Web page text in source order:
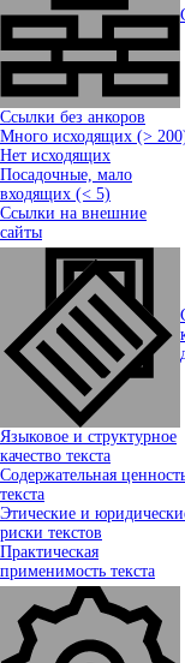
Ссылки без анкоров
Много исходящих (>
Нет исходящих
Посадочные, мало
входящих (< 5)
Ссылки на внешние
сайты
Языковое и структурное
качество текста
Содержательная
текста
Этические и
риски текстов
Практическая
применимость текста